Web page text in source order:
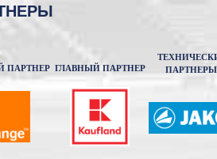
ПАРТНЕР ГЛАВНЫЙ ПАРТНЕР
ПАРТНЕРЫ